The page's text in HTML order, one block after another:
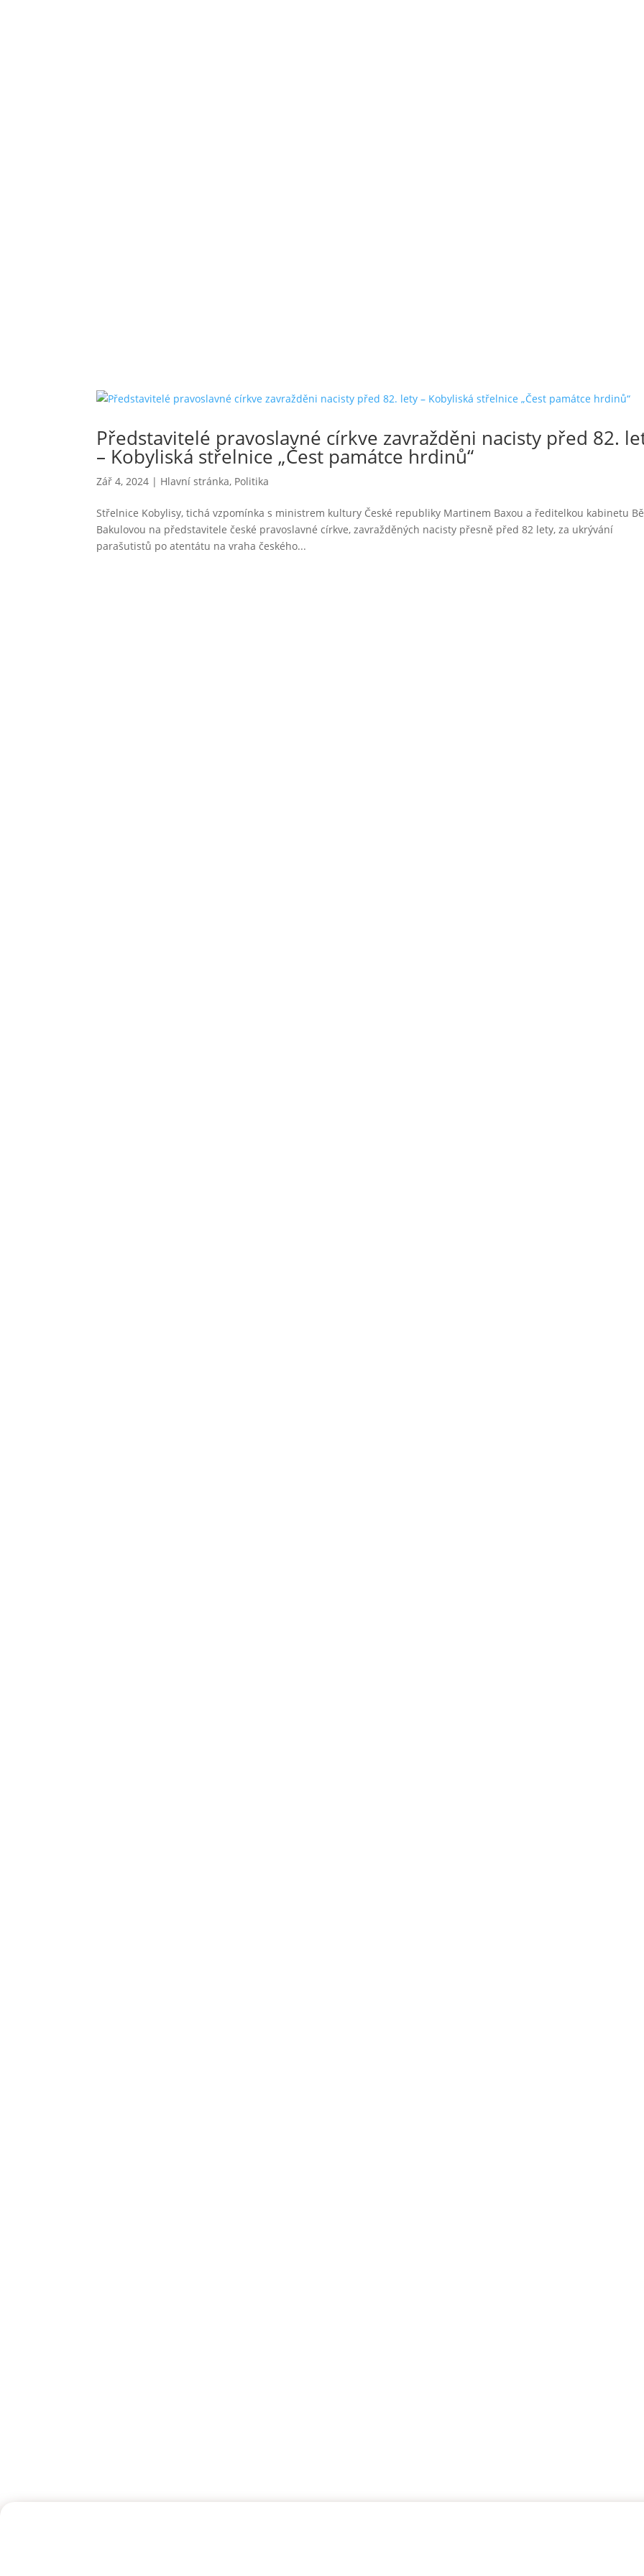
Představitelé pravoslavné církve zavražděni nacisty před 82.
– Kobyliská střelnice „Čest památce hrdinů“
Zář 4, 2024 | Hlavní stránka, Politika
Střelnice Kobylisy, tichá vzpomínka s ministrem kultury České republiky Martinem Baxou a ředitelkou kabinetu
Bakulovou na představitele české pravoslavné církve, zavražděných nacisty přesně před 82 lety, za ukrývání
parašutistů po atentátu na vraha českého...